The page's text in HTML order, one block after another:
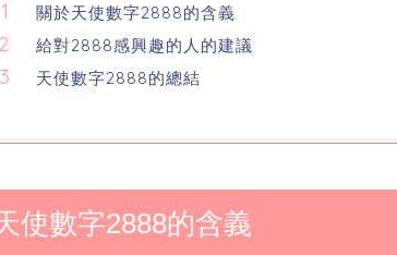
關於天使數字2888的含義
給對2888感興趣的人的建議
天使數字2888的總結
使數字2888的含義